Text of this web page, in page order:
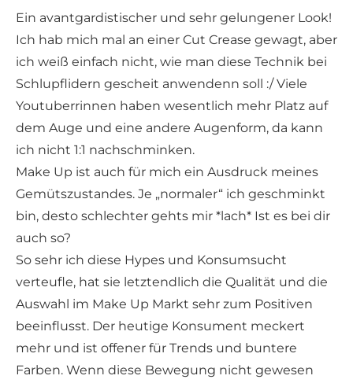
Ein avantgardistischer und sehr gelungener Look!
Ich hab mich mal an einer Cut Crease gewagt, aber
ich weiß einfach nicht, wie man diese Technik bei
Schlupflidern gescheit anwendenn soll :/ Viele
Youtuberrinnen haben wesentlich mehr Platz auf
dem Auge und eine andere Augenform, da kann
ich nicht 1:1 nachschminken.
Make Up ist auch für mich ein Ausdruck meines
Gemütszustandes. Je „normaler“ ich geschminkt
bin, desto schlechter gehts mir *lach* Ist es bei dir
auch so?
So sehr ich diese Hypes und Konsumsucht
verteufle, hat sie letztendlich die Qualität und die
Auswahl im Make Up Markt sehr zum Positiven
beeinflusst. Der heutige Konsument meckert
mehr und ist offener für Trends und buntere
Farben. Wenn diese Bewegung nicht gewesen